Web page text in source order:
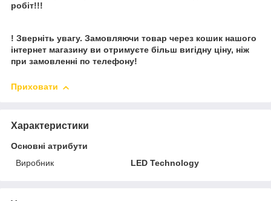
робіт!!!
! Зверніть увагу. Замовляючи товар через кошик нашого
інтернет магазину ви отримуєте більш вигідну ціну, ніж
при замовленні по телефону!
Приховати
Характеристики
Основні атрибути
Виробник
LED Technology